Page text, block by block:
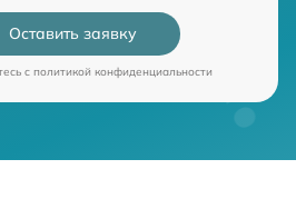
Оставить заявку
c политикой конфиденциальности